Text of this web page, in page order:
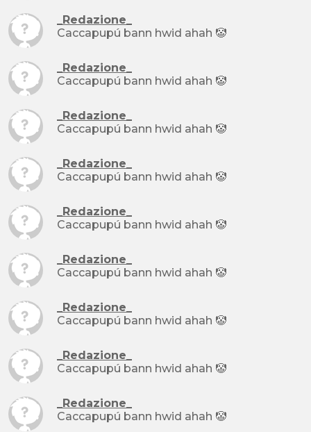
_Redazione_
Caccapupú bann hwid ahah 🤡
_Redazione_
Caccapupú bann hwid ahah 🤡
_Redazione_
Caccapupú bann hwid ahah 🤡
_Redazione_
Caccapupú bann hwid ahah 🤡
_Redazione_
Caccapupú bann hwid ahah 🤡
_Redazione_
Caccapupú bann hwid ahah 🤡
_Redazione_
Caccapupú bann hwid ahah 🤡
_Redazione_
Caccapupú bann hwid ahah 🤡
_Redazione_
Caccapupú bann hwid ahah 🤡